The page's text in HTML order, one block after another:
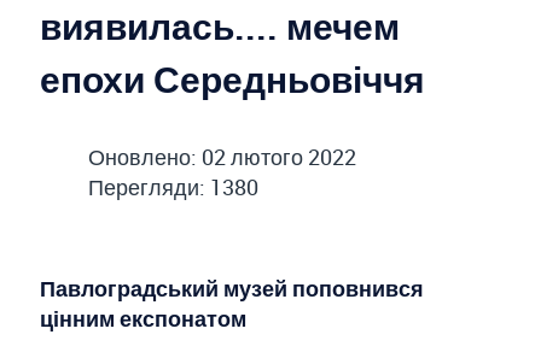
виявилась.... мечем
епохи Середньовіччя
Оновлено: 02 лютого 2022
Перегляди: 1380
Павлоградський музей поповнився
цінним експонатом